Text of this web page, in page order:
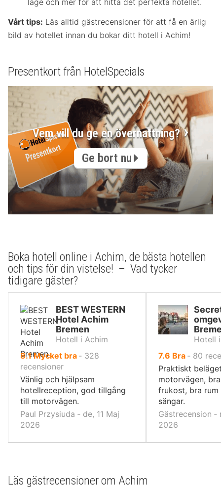
läge och mer för att hitta det perfekta hotellet.
Vårt tips: Läs alltid gästrecensioner för att få en ärlig
bild av hotellet innan du bokar ditt hotell i Achim!
Presentkort från HotelSpecials
Vem vill du ge en övernattning?
Ge bort nu
Boka hotell online i Achim, de bästa hotellen
och tips för din vistelse! – Vad tycker
tidigare gäster?
BEST WESTERN
Hotel Achim
Bremen
Hotell i Achim
8.1av
10,
Mycket bra ‐ 328
recensioner
Vänlig och hjälpsam
hotellreception, god tillgång
till motorvägen.
Paul Przysiuda ‐ de, 11 Maj
2026
Hotell
7.6 av
10,
Bra ‐ 80
Praktiskt
motorvägen,
frukost, bra rum
sängar.
Gästrecension ‐
2026
Läs gästrecensioner om Achim